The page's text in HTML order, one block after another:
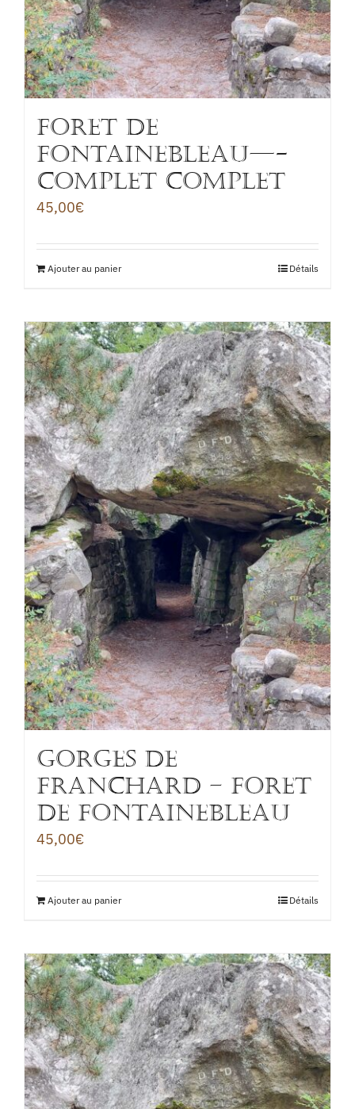
FORET DE
fontainebleau—-
COMPLET COMPLET
45,00€
Ajouter au panier Détails
GORGES DE
FRANCHARD – FORET
DE FONTAINEBLEAU
45,00€
Ajouter au panier Détails